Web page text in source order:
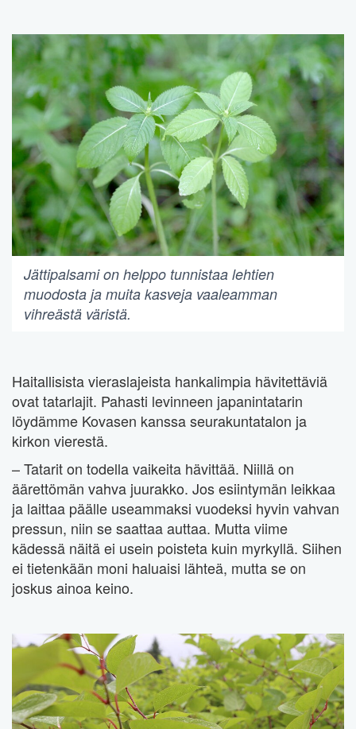
Jättipalsami on helppo tunnistaa lehtien
muodosta ja muita kasveja vaaleamman
vihreästä väristä.
Haitallisista vieraslajeista hankalimpia hävitettäviä
ovat tatarlajit. Pahasti levinneen japanintatarin
löydämme Kovasen kanssa seurakuntatalon ja
kirkon vierestä.
– Tatarit on todella vaikeita hävittää. Niillä on
äärettömän vahva juurakko. Jos esiintymän leikkaa
ja laittaa päälle useammaksi vuodeksi hyvin vahvan
pressun, niin se saattaa auttaa. Mutta viime
kädessä näitä ei usein poisteta kuin myrkyllä. Siihen
ei tietenkään moni haluaisi lähteä, mutta se on
joskus ainoa keino.